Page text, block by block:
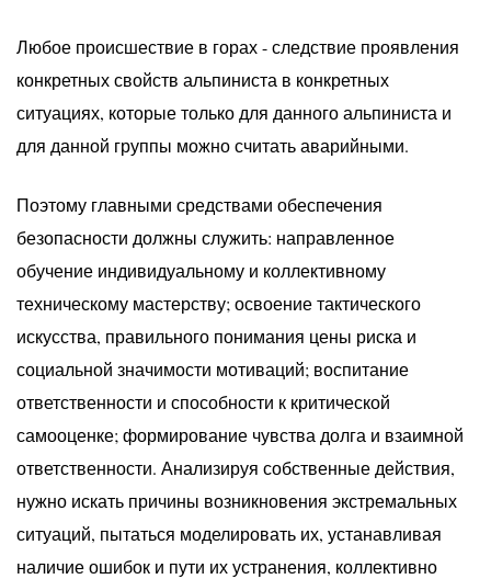
Любое происшествие в горах - следствие проявления
конкретных свойств альпиниста в конкретных
ситуациях, которые только для данного альпиниста и
для данной группы можно считать аварийными.
Поэтому главными средствами обеспечения
безопасности должны служить: направленное
обучение индивидуальному и коллективному
техническому мастерству; освоение тактического
искусства, правильного понимания цены риска и
социальной значимости мотиваций; воспитание
ответственности и способности к критической
самооценке; формирование чувства долга и взаимной
ответственности. Анализируя собственные действия,
нужно искать причины возникновения экстремальных
ситуаций, пытаться моделировать их, устанавливая
наличие ошибок и пути их устранения, коллективно